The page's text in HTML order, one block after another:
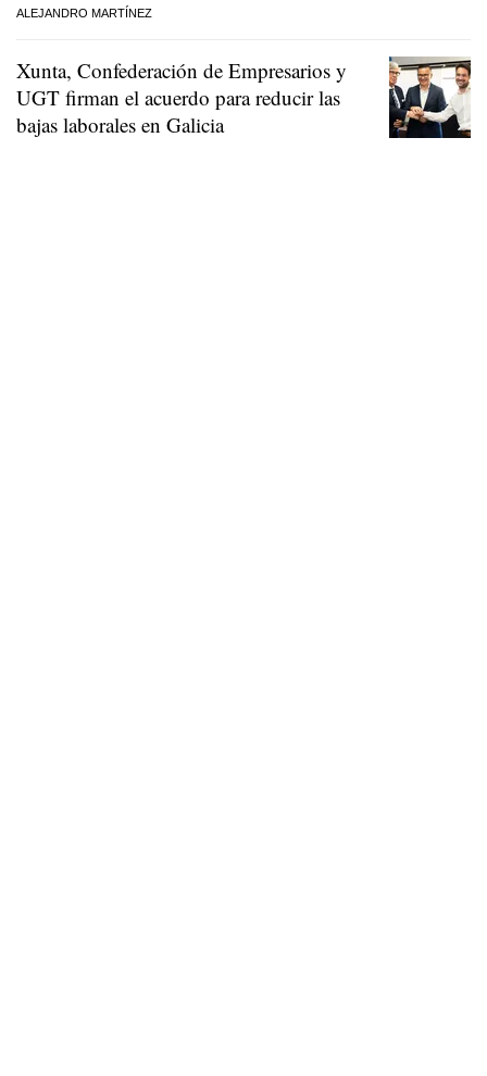
ALEJANDRO MARTÍNEZ
Xunta, Confederación de Empresarios y
UGT firman el acuerdo para reducir las
bajas laborales en Galicia